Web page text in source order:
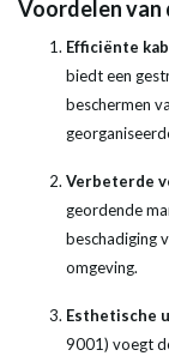
Voordelen van
Efficiënte
biedt een
beschermen
Verbeterde
geordende
beschadiging
omgeving.
Esthetische
9001) voegt